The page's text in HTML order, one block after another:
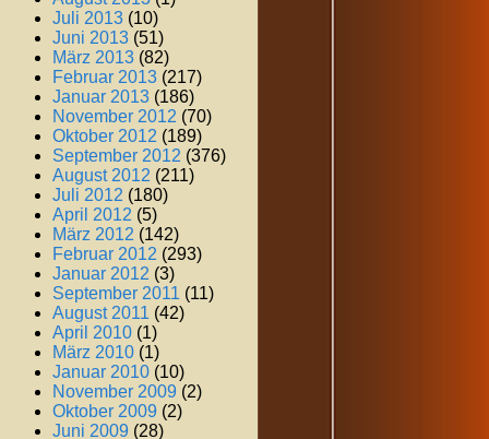
Juli 2013 (10)
Juni 2013 (51)
März 2013 (82)
Februar 2013 (217)
Januar 2013 (186)
November 2012 (70)
Oktober 2012 (189)
September 2012 (376)
August 2012 (211)
Juli 2012 (180)
April 2012 (5)
März 2012 (142)
Februar 2012 (293)
Januar 2012 (3)
September 2011 (11)
August 2011 (42)
April 2010 (1)
März 2010 (1)
Januar 2010 (10)
November 2009 (2)
Oktober 2009 (2)
Juni 2009 (28)